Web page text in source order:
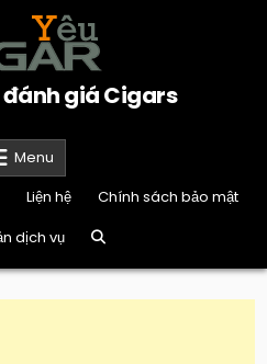
giá Cigars
Menu
Liện hệ
Chính sách bảo mật
dịch vụ